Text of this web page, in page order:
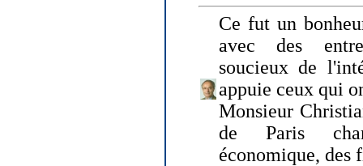
Ce fut un
avec des
soucieux de
appuie ceux qui
Monsieur
de Paris
économique, des